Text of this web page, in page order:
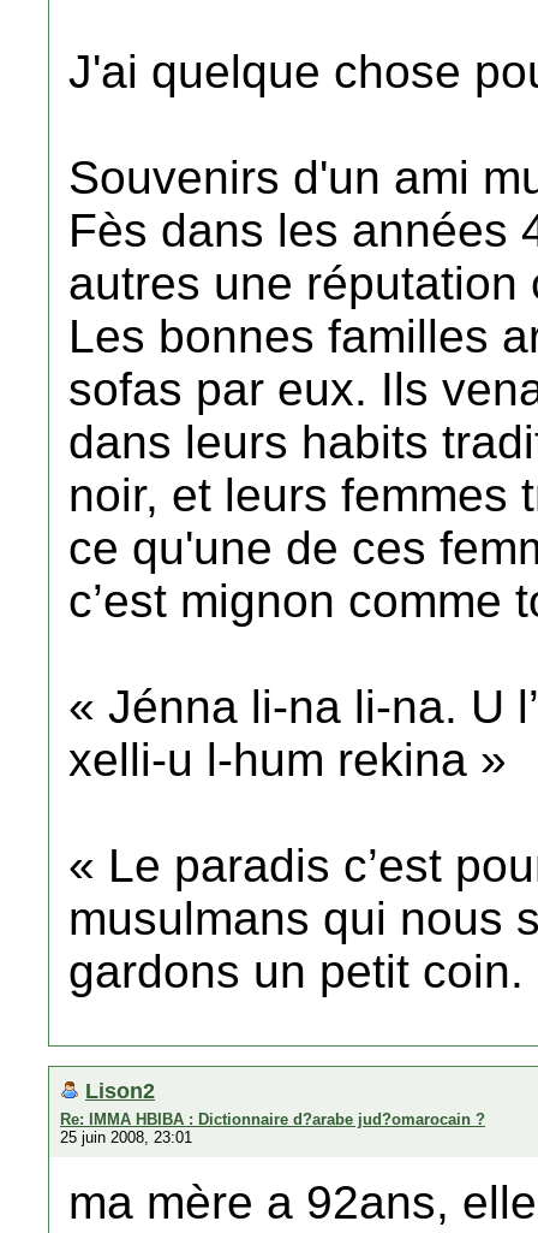
J'ai quelque chose
Souvenirs d'un ami
Fès dans les années
autres une
Les bonnes familles
sofas par eux. Ils
dans leurs habits
noir, et leurs femmes
ce qu'une de ces
c’est mignon comme
« Jénna li-na li-na. U
xelli-u l-hum rekina »
« Le paradis c’est
musulmans qui nous
gardons un petit coin.
Lison2
Re: IMMA HBIBA : Dictionnaire d?arabe jud?omarocain ?
25 juin 2008, 23:01
ma mère a 92ans,